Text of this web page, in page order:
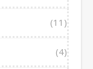
(11)
(4)